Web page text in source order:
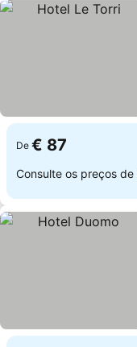
De € 87
Consulte os preços de